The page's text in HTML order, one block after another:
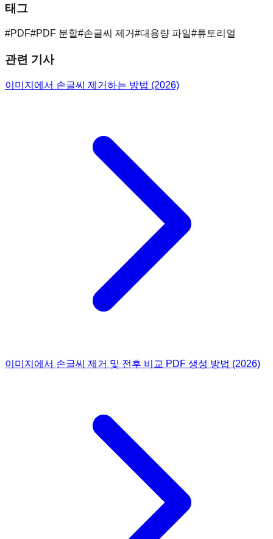
태그
#PDF#PDF 분할#손글씨 제거#대용량 파일#튜토리얼
관련 기사
이미지에서 손글씨 제거하는 방법 (2026)
이미지에서 손글씨 제거 및 전후 비교 PDF 생성 방법 (2026)